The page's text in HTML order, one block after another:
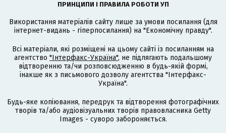
ПРИНЦИПИ І ПРАВИЛА РОБОТИ УП
Використання матеріалів сайту лише за умови посилання (для
інтернет-видань - гіперпосилання) на "Економічну правду".
Всі матеріали, які розміщені на цьому сайті із посиланням на
агентство "Інтерфакс-Україна", не підлягають подальшому
відтворенню та/чи розповсюдженню в будь-якій формі,
інакше як з письмового дозволу агентства "Інтерфакс-
Україна".
Будь-яке копіювання, передрук та відтворення фотографічних
творів та/або аудіовізуальних творів правовласника Getty
Images - суворо забороняється.